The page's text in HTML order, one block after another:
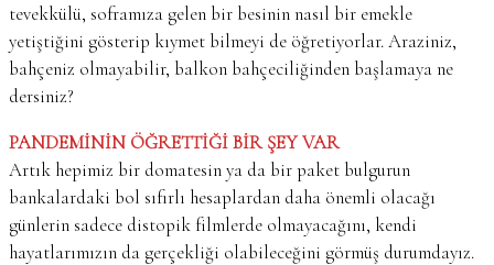
tevekkülü, soframıza gelen bir besinin nasıl bir emekle
yetiştiğini gösterip kıymet bilmeyi de öğretiyorlar. Araziniz,
bahçeniz olmayabilir, balkon bahçeciliğinden başlamaya ne
dersiniz?
PANDEMİNİN ÖĞRETTİĞİ BİR ŞEY VAR
Artık hepimiz bir domatesin ya da bir paket bulgurun
bankalardaki bol sıfırlı hesaplardan daha önemli olacağı
günlerin sadece distopik filmlerde olmayacağını, kendi
hayatlarımızın da gerçekliği olabileceğini görmüş durumdayız.